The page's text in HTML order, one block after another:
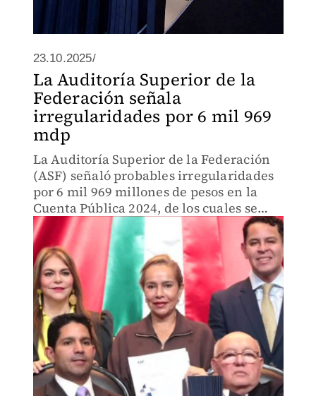
23.10.2025/
La Auditoría Superior de la
Federación señala
irregularidades por 6 mil 969
mdp
La Auditoría Superior de la Federación
(ASF) señaló probables irregularidades
por 6 mil 969 millones de pesos en la
Cuenta Pública 2024, de los cuales se
lograron recuperar mil 146 millones y
quedan pendientes de aclarar 5 mil 823
millones más.